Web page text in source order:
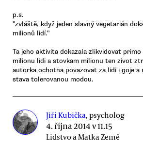
p.s.
"zvláště, když jeden slavný vegetarián
milionů lidí."
Ta jeho aktivita dokazala zlikvidovat
milionu lidi a stovkam milionu ten zivot
autorka ochotna povazovat za lidi i goje a
stava tolerovanou modou.
Jiří Kubička, psycholog
4. října 2014 v 11.15
Lidstvo a Matka Země